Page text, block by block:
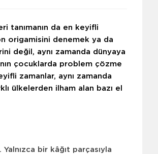
tanımanın da en keyifli
origamisini denemek ya da
değil, aynı zamanda dünyaya
çocuklarda problem çözme
zamanlar, aynı zamanda
ülkelerden ilham alan bazı el
bir kâğıt parçasıyla